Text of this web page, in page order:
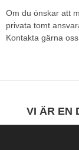
Om du önskar att
privata tomt
Kontakta gärna
VI ÄR EN